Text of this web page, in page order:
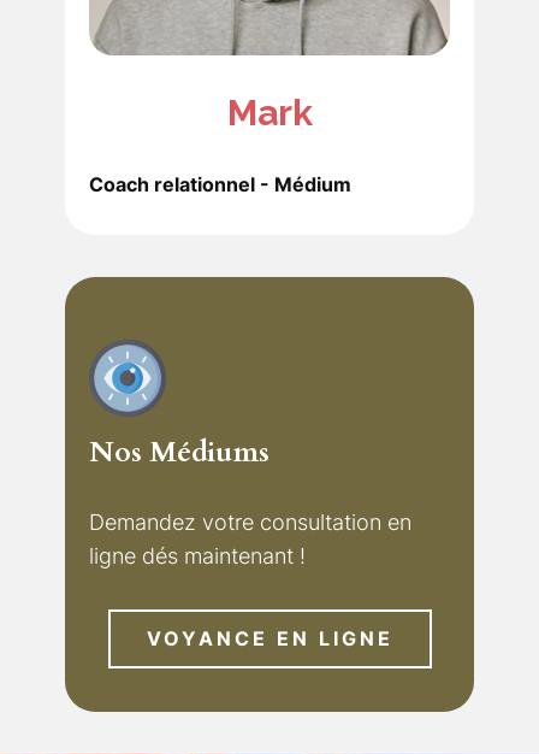
Mark
Coach relationnel - Médium
Nos Médiums
Demandez votre consultation en
ligne dés maintenant !
VOYANCE EN LIGNE